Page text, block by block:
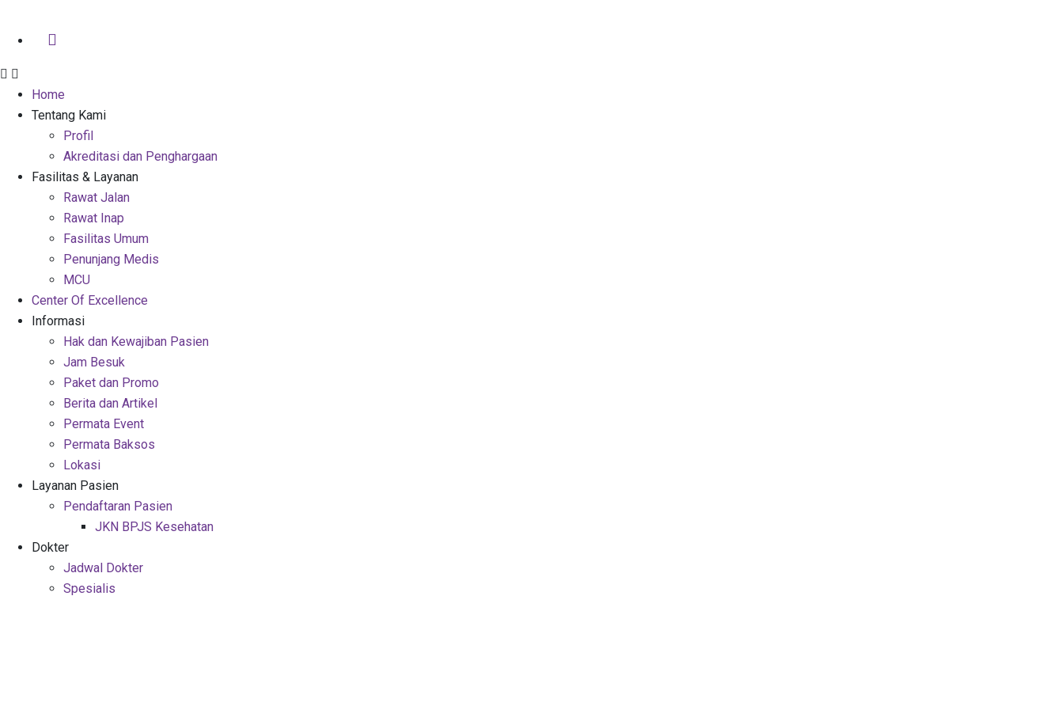
Home
Tentang Kami
Profil
Akreditasi dan Penghargaan
Fasilitas & Layanan
Rawat Jalan
Rawat Inap
Fasilitas Umum
Penunjang Medis
MCU
Center Of Excellence
Informasi
Hak dan Kewajiban Pasien
Jam Besuk
Paket dan Promo
Berita dan Artikel
Permata Event
Permata Baksos
Lokasi
Layanan Pasien
Pendaftaran Pasien
JKN BPJS Kesehatan
Dokter
Jadwal Dokter
Spesialis